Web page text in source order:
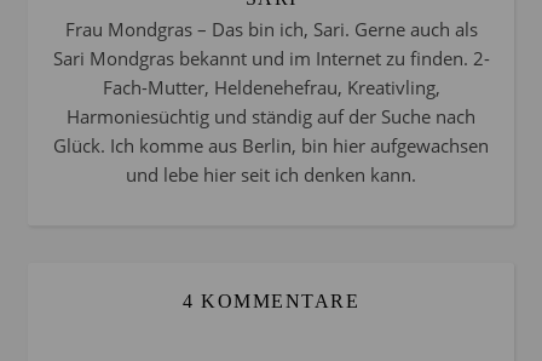
Frau Mondgras – Das bin ich, Sari. Gerne auch als
Sari Mondgras bekannt und im Internet zu finden. 2-
Fach-Mutter, Heldenehefrau, Kreativling,
Harmoniesüchtig und ständig auf der Suche nach
Glück. Ich komme aus Berlin, bin hier aufgewachsen
und lebe hier seit ich denken kann.
4 KOMMENTARE